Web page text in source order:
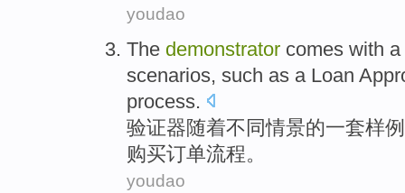
youdao
The demonstrator comes with a
scenarios, such as a Loan
process.
验证器随着不同情景的一套样例
购买订单流程。
youdao